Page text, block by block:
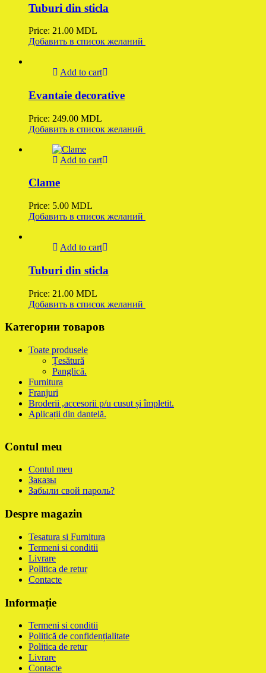
Tuburi din sticla
Price: 21.00 MDL
Добавить в список желаний
Add to cart
Evantaie decorative
Price: 249.00 MDL
Добавить в список желаний
Add to cart
Clame
Price: 5.00 MDL
Добавить в список желаний
Add to cart
Tuburi din sticla
Price: 21.00 MDL
Добавить в список желаний
Категории товаров
Toate produsele
Țesătură
Panglică.
Furnitura
Franjuri
Broderii ,accesorii p/u cusut și împletit.
Aplicații din dantelă.
Contul meu
Contul meu
Заказы
Забыли свой пароль?
Despre magazin
Tesatura si Furnitura
Termeni si conditii
Livrare
Politica de retur
Contacte
Informație
Termeni si conditii
Politică de confidențialitate
Politica de retur
Livrare
Contacte